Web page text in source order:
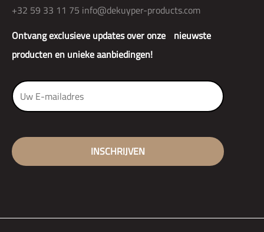
Ontvang exclusieve updates over onze nieuwste
producten en unieke aanbiedingen!
+32 59 33 11 75 info@dekuyper-products.com